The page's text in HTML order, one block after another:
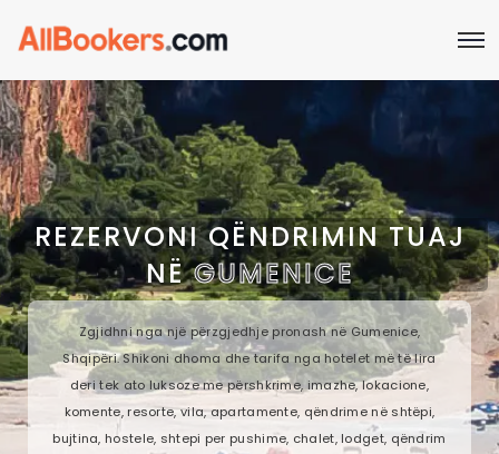
REZERVONI QËNDRIMIN TUAJ
NËGUMENICE
Zgjidhni nga një përzgjedhje pronash në Gumenice,
Shqipëri. Shikoni dhoma dhe tarifa nga hotelet më të lira
deri tek ato luksoze me përshkrime, imazhe, lokacione,
komente, resorte, vila, apartamente, qëndrime në shtëpi,
bujtina, hostele, shtepi per pushime, chalet, lodget, qëndrim